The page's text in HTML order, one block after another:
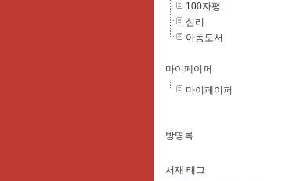
100자평
심리
아동도서
마이페이퍼
마이페이퍼
방명록
서재 태그